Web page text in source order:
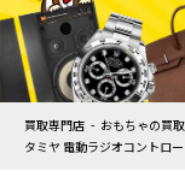
買取専門店 おもちゃの買取
タミヤ 電動ラジオコントロ